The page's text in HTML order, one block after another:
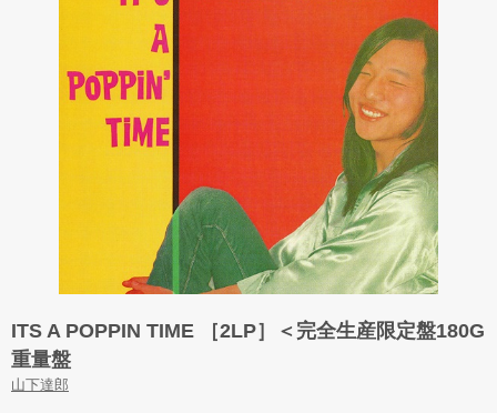
ITS A POPPIN TIME ［2LP］＜完全生産限定盤180G
重量盤
山下達郎